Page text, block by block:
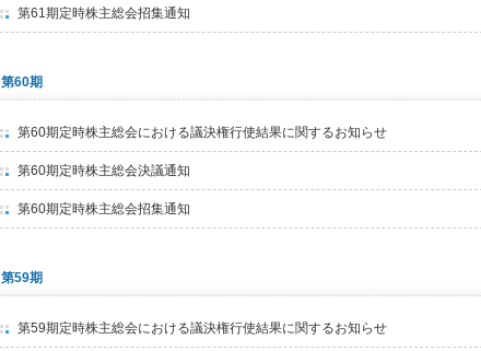
第61期定時株主総会招集通知
第60期
第60期定時株主総会における議決権行使結果に関するお知らせ
第60期定時株主総会決議通知
第60期定時株主総会招集通知
第59期
第59期定時株主総会における議決権行使結果に関するお知らせ